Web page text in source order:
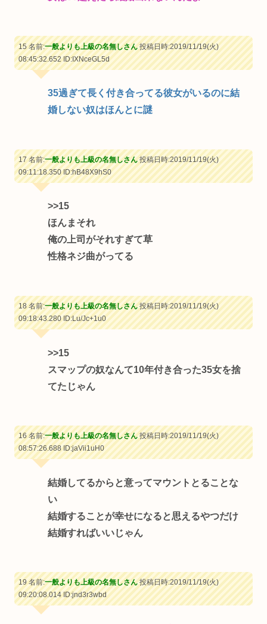
15 名前:一般よりも上級の名無しさん投稿日時:2019/11/19(火)
08:45:32.652ID:IXNceGL5d
35過ぎて長く付き合ってる彼女がいるのに結
婚しない奴はほんとに謎
17 名前:一般よりも上級の名無しさん投稿日時:2019/11/19(火)
09:11:18.350ID:hB48X9hS0
>>15
ほんまそれ
俺の上司がそれすぎて草
性格ネジ曲がってる
18 名前:一般よりも上級の名無しさん投稿日時:2019/11/19(火)
09:18:43.280ID:Lu/Jc+1u0
>>15
スマップの奴なんて10年付き合った35女を捨
てたじゃん
16 名前:一般よりも上級の名無しさん投稿日時:2019/11/19(火)
08:57:26.688ID:jaVii1uH0
結婚してるからと意ってマウントとることな
い
結婚することが幸せになると思えるやつだけ
結婚すればいいじゃん
19 名前:一般よりも上級の名無しさん投稿日時:2019/11/19(火)
09:20:08.014ID:jnd3r3wbd